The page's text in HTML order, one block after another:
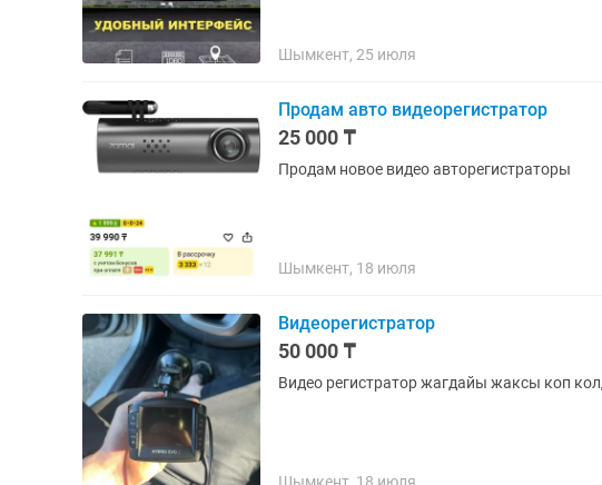
Шымкент, 25 июля
Продам авто видеорегистратор
25 000 ₸
Продам новое видео авторегистраторы
Шымкент, 18 июля
Видеорегистратор
50 000 ₸
Видео регистратор жагдайы жаксы коп